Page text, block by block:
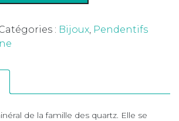
: Bijoux, Pendentifs
de la famille des quartz. Elle se